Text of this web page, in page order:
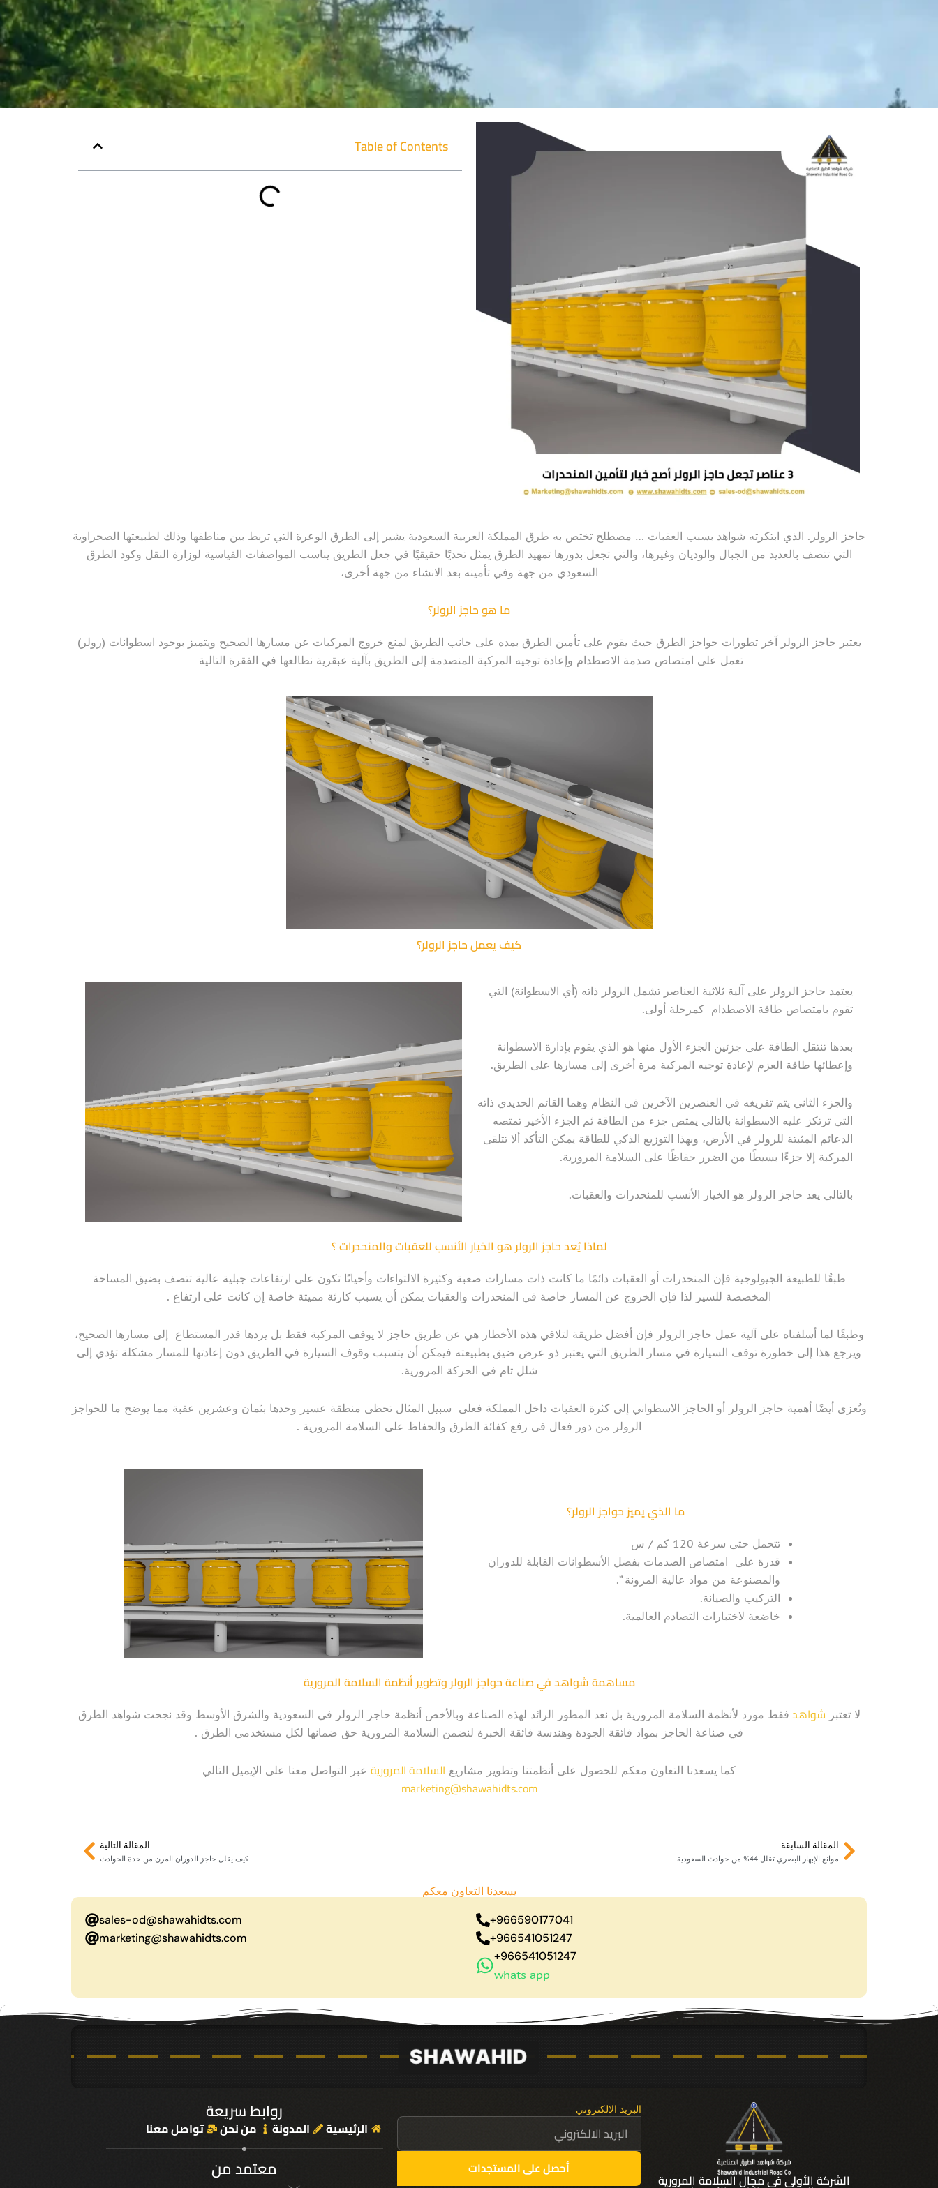
Table of Contents
حاجز الرولر. الذي ابتكرته شواهد بسبب العقبات … مصطلح تختص به طرق المملكة العربية السعودية يشير إلى الطرق الوعرة التي تربط بين مناطقها وذلك لطبيعتها الصحراوية
التي تتصف بالعديد من الجبال والوديان وغيرها، والتي تجعل بدورها تمهيد الطرق يمثل تحديًا حقيقيًا في جعل الطريق يناسب المواصفات القياسية لوزارة النقل وكود الطرق
السعودي من جهة وفي تأمينه بعد الانشاء من جهة أخرى،
ما هو حاجز الرولر؟
يعتبر حاجز الرولر آخر تطورات حواجز الطرق حيث يقوم على تأمين الطرق بمده على جانب الطريق لمنع خروج المركبات عن مسارها الصحيح ويتميز بوجود اسطوانات (رولر)
تعمل على امتصاص صدمة الاصطدام وإعادة توجيه المركبة المنصدمة إلى الطريق بآلية عبقرية نطالعها في الفقرة التالية
كيف يعمل حاجز الرولر؟
يعتمد حاجز الرولر على آلية ثلاثية العناصر تشمل الرولر ذاته (أي الاسطوانة) التي
تقوم بامتصاص طاقة الاصطدام كمرحلة أولى.
بعدها تنتقل الطاقة على جزئين الجزء الأول منها هو الذي يقوم بإدارة الاسطوانة
وإعطائها طاقة العزم لإعادة توجيه المركبة مرة أخرى إلى مسارها على الطريق.
والجزء الثاني يتم تفريغه في العنصرين الآخرين في النظام وهما القائم الحديدي ذاته
التي ترتكز عليه الاسطوانة بالتالي يمتص جزء من الطاقة ثم الجزء الأخير تمتصه
الدعائم المثبتة للرولر في الأرض، وبهذا التوزيع الذكي للطاقة يمكن التأكد ألا تتلقى
المركبة إلا جزءًا بسيطًا من الضرر حفاظًا على السلامة المرورية.
بالتالي يعد حاجز الرولر هو الخيار الأنسب للمنحدرات والعقبات.
لماذا يُعد حاجز الرولر هو الخيار الأنسب للعقبات والمنحدرات ؟
طبقُا للطبيعة الجيولوجية فإن المنحدرات أو العقبات دائمًا ما كانت ذات مسارات صعبة وكثيرة الالتواءات وأحيانًا تكون على ارتفاعات جبلية عالية تتصف بضيق المساحة
المخصصة للسير لذا فإن الخروج عن المسار خاصة في المنحدرات والعقبات يمكن أن يسبب كارثة مميتة خاصة إن كانت على ارتفاع .
وطبقًا لما أسلفناه على آلية عمل حاجز الرولر فإن أفضل طريقة لتلافي هذه الأخطار هي عن طريق حاجز لا يوقف المركبة فقط بل يردها قدر المستطاع إلى مسارها الصحيح،
ويرجع هذا إلى خطورة توقف السيارة في مسار الطريق التي يعتبر ذو عرض ضيق بطبيعته فيمكن أن يتسبب وقوف السيارة في الطريق دون إعادتها للمسار مشكلة تؤدي إلى
شلل تام في الحركة المرورية.
وتُعزى أيضًا أهمية حاجز الرولر أو الحاجز الاسطواني إلى كثرة العقبات داخل المملكة فعلى سبيل المثال تحظى منطقة عسير وحدها بثمان وعشرين عقبة مما يوضح ما للحواجز
الرولر من دور فعال فى رفع كفائة الطرق والحفاظ على السلامة المرورية .
ما الذي يميز حواجز الرولر؟
تتحمل حتى سرعة 120 كم / س
قدرة على امتصاص الصدمات بفضل الأسطوانات القابلة للدوران
والمصنوعة من مواد عالية المرونة “.
التركيب والصيانة.
خاضعة لاختبارات التصادم العالمية.
مساهمة شواهد في صناعة حواجز الرولر وتطوير أنظمة السلامة المرورية
لا تعتبر شواهد فقط مورد لأنظمة السلامة المرورية بل نعد المطور الرائد لهذه الصناعة وبالأخص أنظمة حاجز الرولر في السعودية والشرق الأوسط وقد نجحت شواهد الطرق
في صناعة الحاجز بمواد فائقة الجودة وهندسة فائقة الخبرة لنضمن السلامة المرورية حق ضمانها لكل مستخدمي الطرق .
كما يسعدنا التعاون معكم للحصول على أنظمتنا وتطوير مشاريع السلامة المرورية عبر التواصل معنا على الإيميل التالي
marketing@shawahidts.com
Prevالمقالة السابقة
موانع الإبهار البصري تقلل 44% من حوادث السعودية
المقالة التالية
كيف يقلل حاجز الدوران المرن من حدة الحوادثNext
يسعدنا التعاون معكم
sales-od@shawahidts.com
marketing@shawahidts.com
966590177041+
966541051247+
966541051247+
whats app
الشركة الأولى في مجال السلامة المرورية
البريد الالكتروني
أحصل على المستجدات
روابط سريعة
الرئيسية المدونة من نحن تواصل معنا
معتمد من